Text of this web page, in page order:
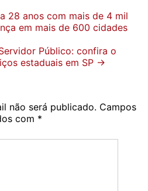
28 anos com mais de 4 mil
em mais de 600 cidades
Público: confira o
estaduais em SP →
não será publicado. Campos
com *